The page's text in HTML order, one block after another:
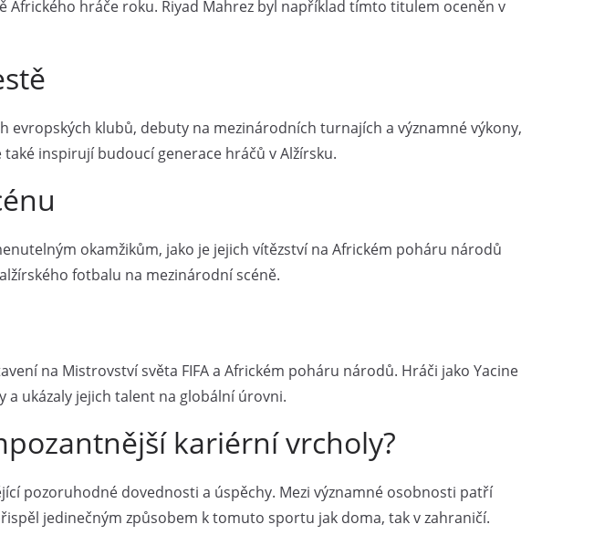
hráče roku. Riyad Mahrez byl například tímto titulem oceněn v
klubů, debuty na mezinárodních turnajích a významné výkony,
inspirují budoucí generace hráčů v Alžírsku.
okamžikům, jako je jejich vítězství na Africkém poháru národů
fotbalu na mezinárodní scéně.
na Mistrovství světa FIFA a Africkém poháru národů. Hráči jako Yacine
a ukázaly jejich talent na globální úrovni.
kariérní vrcholy?
pozoruhodné dovednosti a úspěchy. Mezi významné osobnosti patří
jedinečným způsobem k tomuto sportu jak doma, tak v zahraničí.